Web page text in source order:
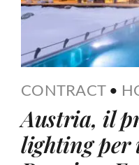
CONTRACT •
Austria, il
lighting per